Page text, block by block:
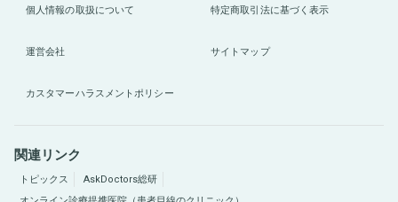
個人情報の取扱について 特定商取引法に基づく表示
運営会社 サイトマップ
カスタマーハラスメントポリシー
関連リンク
トピックス
AskDoctors総研